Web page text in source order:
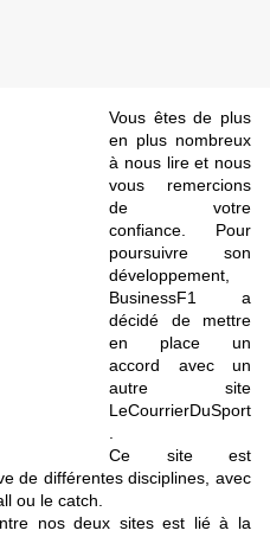
Vous êtes de plus
en plus nombreux
à nous lire et nous
vous remercions
de votre
confiance. Pour
poursuivre son
développement,
BusinessF1 a
décidé de mettre
en place un
accord avec un
autre site
LeCourrierDuSport
Ce site est
de différentes disciplines, avec
ou le catch.
nos deux sites est lié à la